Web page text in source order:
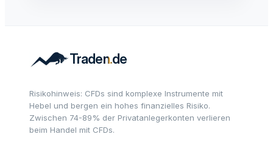
Risikohinweis: CFDs sind komplexe Instrumente mit
Hebel und bergen ein hohes finanzielles Risiko.
Zwischen 74-89% der Privatanlegerkonten verlieren
beim Handel mit CFDs.